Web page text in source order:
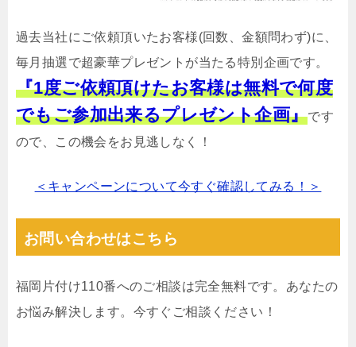
過去当社にご依頼頂いたお客様(回数、金額問わず)に、
毎月抽選で超豪華プレゼントが当たる特別企画です。
『1度ご依頼頂けたお客様は無料で何度
でもご参加出来るプレゼント企画』です
ので、この機会をお見逃しなく！
＜キャンペーンについて今すぐ確認してみる！＞
お問い合わせはこちら
福岡片付け110番へのご相談は完全無料です。あなたの
お悩み解決します。今すぐご相談ください！